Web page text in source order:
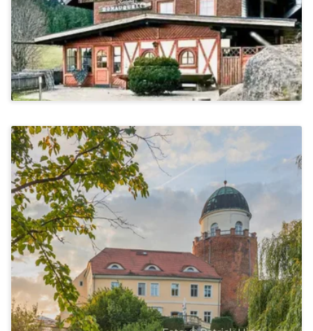
Ab 1.465€
Stressbewältigung & Achtsamkeit, Bewegung & Ernährung
Yoga In Lenzen An Der Elbe
Ab 1.700€